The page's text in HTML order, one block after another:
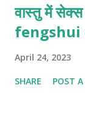
वास्तु में
fengshui
April 24, 2023
SHARE POST